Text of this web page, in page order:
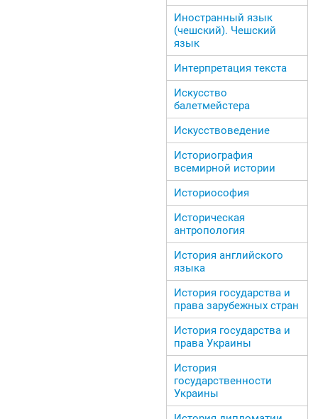
Иностранный язык
(чешский). Чешский
язык
Интерпретация текста
Искусство
балетмейстера
Искусствоведение
Историография
всемирной истории
Историософия
Историческая
антропология
История английского
языка
История государства и
права зарубежных стран
История государства и
права Украины
История
государственности
Украины